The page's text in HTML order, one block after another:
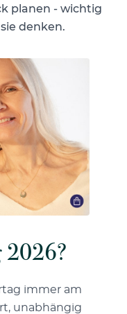
planen - wichtig
denken.
2026?
immer am
unabhängig